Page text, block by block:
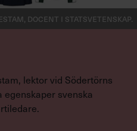
lektor vid Södertörns
egenskaper svenska
docent i statsvetenskap.